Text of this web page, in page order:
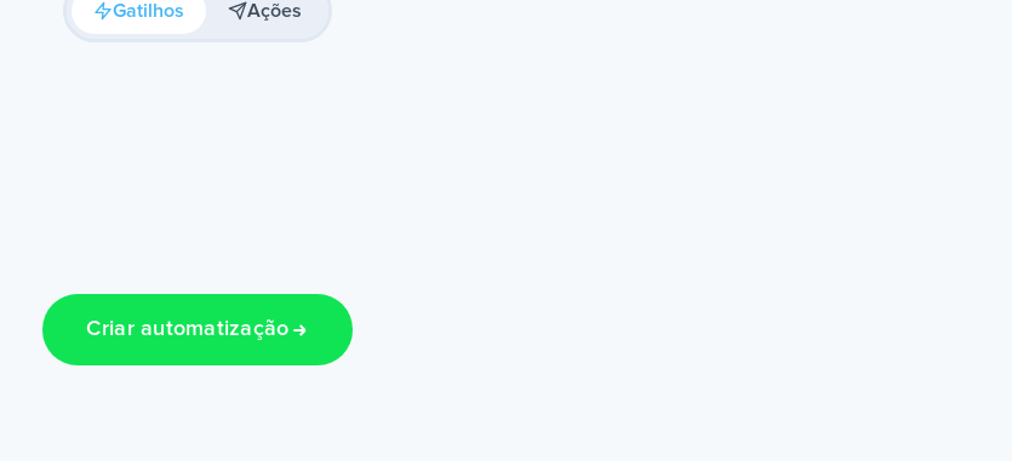
Gatilhos Ações
Criar automatização